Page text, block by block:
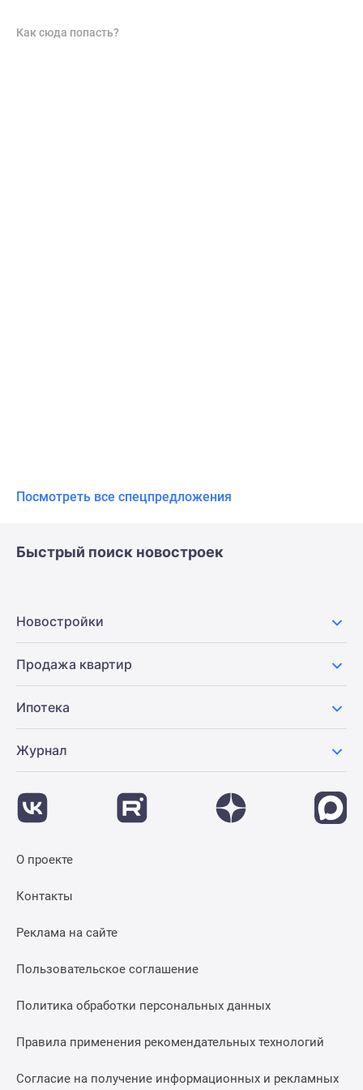
Как сюда попасть?
Посмотреть все спецпредложения
Быстрый поиск новостроек
Новостройки
Продажа квартир
Ипотека
Журнал
О проекте
Контакты
Реклама на сайте
Пользовательское соглашение
Политика обработки персональных данных
Правила применения рекомендательных технологий
Согласие на получение информационных и рекламных